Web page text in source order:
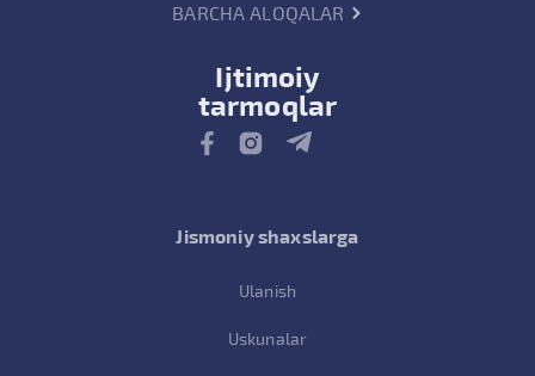
BARCHA ALOQALAR
Ijtimoiy
tarmoqlar
Jismoniy shaxslarga
Ulanish
Uskunalar